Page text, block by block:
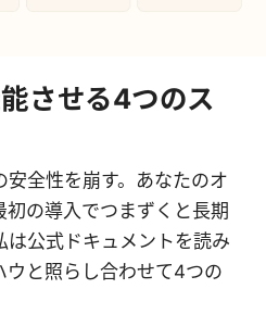
させる4つのス
全性を崩す。あなたのオ
の導入でつまずくと長期
は公式ドキュメントを読み
ウと照らし合わせて4つの